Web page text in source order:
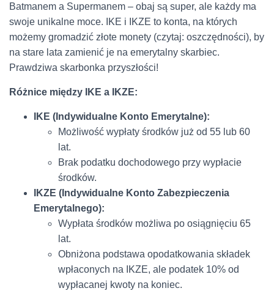
Batmanem a Supermanem – obaj są super, ale każdy ma
swoje unikalne moce. IKE i IKZE to konta, na których
możemy gromadzić złote monety (czytaj: oszczędności), by
na stare lata zamienić je na emerytalny skarbiec.
Prawdziwa skarbonka przyszłości!
Różnice między IKE a IKZE:
IKE (Indywidualne Konto Emerytalne):
Możliwość wypłaty środków już od 55 lub 60
lat.
Brak podatku dochodowego przy wypłacie
środków.
IKZE (Indywidualne Konto Zabezpieczenia
Emerytalnego):
Wypłata środków możliwa po osiągnięciu 65
lat.
Obniżona podstawa opodatkowania składek
wpłaconych na IKZE, ale podatek 10% od
wypłacanej kwoty na koniec.